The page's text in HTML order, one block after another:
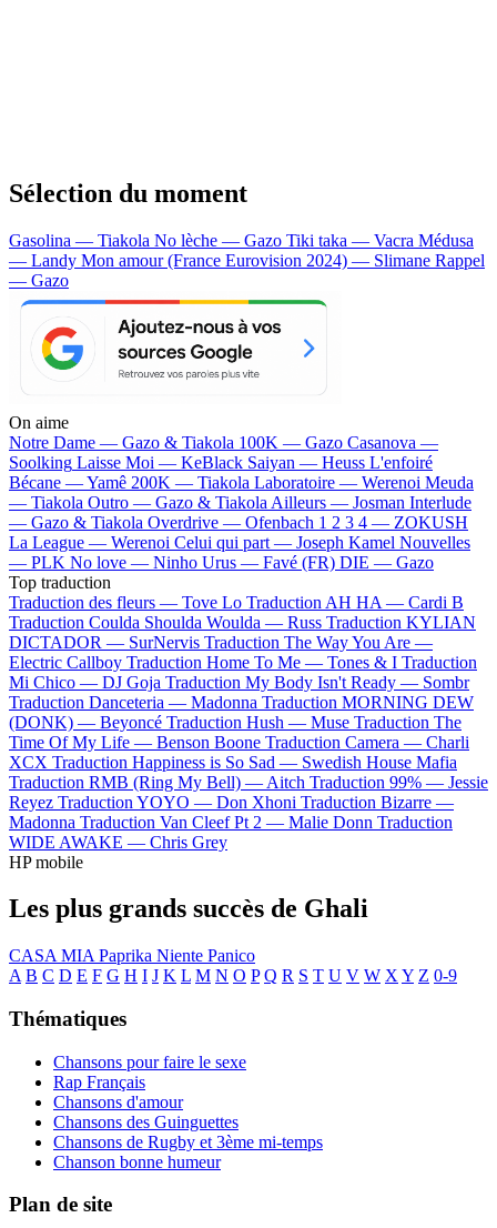
Sélection du moment
Gasolina — Tiakola No lèche — Gazo Tiki taka — Vacra Médusa
— Landy Mon amour (France Eurovision 2024) — Slimane Rappel
— Gazo
On aime
Notre Dame — Gazo & Tiakola 100K — Gazo Casanova —
Soolking Laisse Moi — KeBlack Saiyan — Heuss L'enfoiré
Bécane —Yamê 200K — Tiakola Laboratoire — Werenoi Meuda
— Tiakola Outro — Gazo & Tiakola Ailleurs — Josman Interlude
— Gazo & Tiakola Overdrive — Ofenbach 1 2 3 4 — ZOKUSH
La League — Werenoi Celui qui part — Joseph Kamel Nouvelles
— PLK No love — Ninho Urus — Favé (FR) DIE — Gazo
Top traduction
Traduction des fleurs — Tove Lo Traduction AH HA — Cardi B
Traduction Coulda Shoulda Woulda — Russ Traduction KYLIAN
DICTADOR — SurNervis Traduction The Way You Are —
Electric Callboy Traduction Home To Me — Tones & I Traduction
Mi Chico — DJ Goja Traduction My Body Isn't Ready — Sombr
Traduction Danceteria — Madonna Traduction MORNING DEW
(DONK) — Beyoncé Traduction Hush — Muse Traduction The
Time Of My Life — Benson Boone Traduction Camera — Charli
XCX Traduction Happiness is So Sad — Swedish House Mafia
Traduction RMB (Ring My Bell) — Aitch Traduction 99% — Jessie
Reyez Traduction YOYO — Don Xhoni Traduction Bizarre —
Madonna Traduction Van Cleef Pt 2 — Malie Donn Traduction
WIDE AWAKE — Chris Grey
HP mobile
Les plus grands succès de Ghali
CASA MIA Paprika Niente Panico
A B C D E F G H I J K L M N O P Q R S T U V W X Y Z 0-9
Thématiques
Chansons pour faire le sexe
Rap Français
Chansons d'amour
Chansons des Guinguettes
Chansons de Rugby et 3ème mi-temps
Chanson bonne humeur
Plan de site